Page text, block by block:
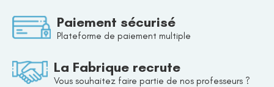
Paiement sécurisé
Plateforme de paiement multiple
La Fabrique recrute
Vous souhaitez faire partie de nos professeurs ?